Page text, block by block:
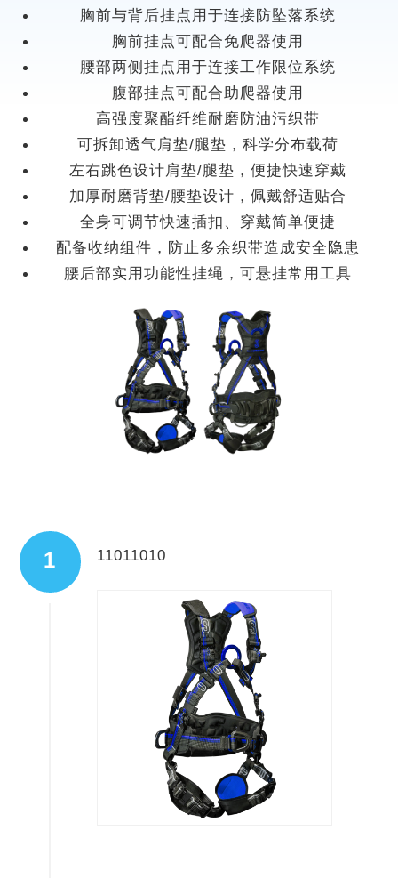
胸前与背后挂点用于连接防坠落系统
胸前挂点可配合免爬器使用
腰部两侧挂点用于连接工作限位系统
腹部挂点可配合助爬器使用
高强度聚酯纤维耐磨防油污织带
可拆卸透气肩垫/腿垫，科学分布载荷
左右跳色设计肩垫/腿垫，便捷快速穿戴
加厚耐磨背垫/腰垫设计，佩戴舒适贴合
全身可调节快速插扣、穿戴简单便捷
配备收纳组件，防止多余织带造成安全隐患
腰后部实用功能性挂绳，可悬挂常用工具
1 11011010